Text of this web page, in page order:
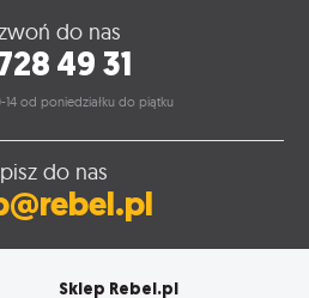
do nas
49 31
14 od poniedziałku do piątku
do nas
Sklep Rebel.pl